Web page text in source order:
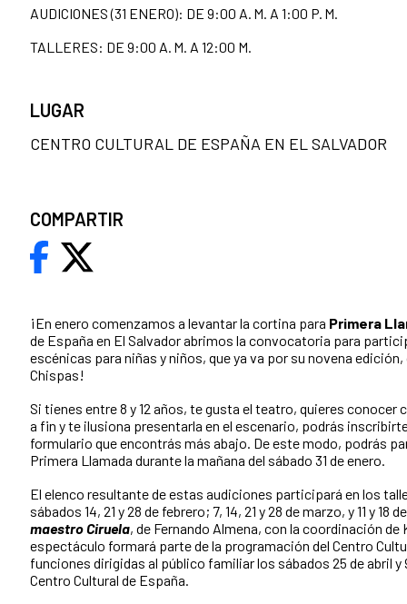
¡En enero comenzamos a levantar la cortina para Primera
de España en El Salvador abrimos la convocatoria para
escénicas para niñas y niños, que ya va por su novena
Chispas!
Si tienes entre 8 y 12 años, te gusta el teatro, quieres conocer
a fin y te ilusiona presentarla en el escenario, podrás
formulario que encontrás más abajo. De este modo, podrás
Primera Llamada durante la mañana del sábado 31 de enero.
El elenco resultante de estas audiciones participará en los
sábados 14, 21 y 28 de febrero; 7, 14, 21 y 28 de marzo, y 11 y 18
maestro Ciruela, de Fernando Almena, con la coordinación de
espectáculo formará parte de la programación del Centro
funciones dirigidas al público familiar los sábados 25 de abril y
Centro Cultural de España.
AUDICIONES (31 ENERO): DE 9:00 A. M. A 1:00 P. M.
TALLERES: DE 9:00 A. M. A 12:00 M.
LUGAR
CENTRO CULTURAL DE ESPAÑA EN EL SALVADOR
COMPARTIR